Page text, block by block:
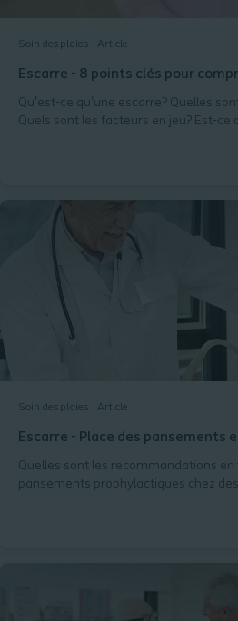
Soin des plaies Article
Escarre - 8 points clés pour
Qu'est-ce qu'une escarre? Quelles
Quels sont les facteurs en jeu? Est-ce
Soin des plaies Article
Escarre - Place des pansements
Quelles sont les recommandations
pansements prophylactiques chez